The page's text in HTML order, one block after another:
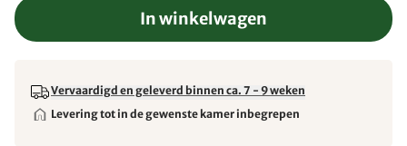
In winkelwagen
Vervaardigd en geleverd binnen ca. 7 - 9 weken
Levering tot in de gewenste kamer inbegrepen